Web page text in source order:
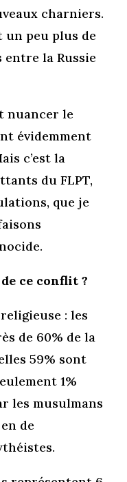
charniers.
un peu plus de
la Russie
nuancer le
évidemment
c’est la
du FLPT,
que je
ce conflit ?
: les
de 60% de la
59% sont
1%
les musulmans
de